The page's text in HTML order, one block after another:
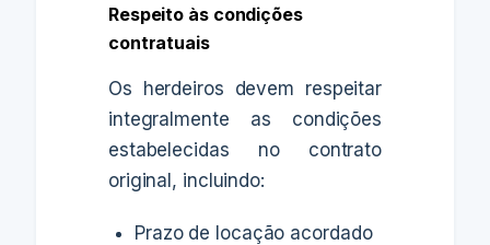
Respeito às condições
contratuais
Os herdeiros devem respeitar
integralmente as condições
estabelecidas no contrato
original, incluindo:
Prazo de locação acordado